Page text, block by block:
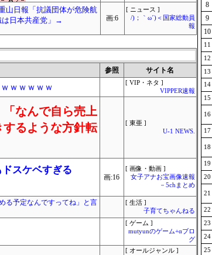
山日報「抗議団体が危険航
は日本共産党」→
画:6
[ ニュース ]
/)；｀ω´)＜国家総動員
報
参照 サイト名
ｗｗｗｗｗ
[ VIP・ネタ ]
VIPPER速報
なんで自ら売上
るような方針転
[ 東亜 ]
U-1 NEWS.
スケベすぎる
画:16
[ 画像・動画 ]
女子アナお宝画像速報
－5chまとめ
る予定なんですってね」と言
[ 生活 ]
子育てちゃんねる
[ ゲーム ]
mutyunのゲーム+αブロ
グ
[ オールジャンル ]
8
9
10
11
12
13
14
15
16
17
18
19
20
21
22
23
24
25